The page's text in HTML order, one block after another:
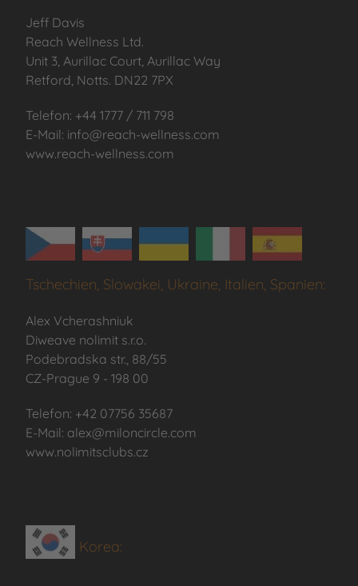
Jeff Davis
Reach Wellness Ltd.
Unit 3, Aurillac Court, Aurillac Way
Retford, Notts. DN22 7PX
Telefon: +44 1777 / 711 798
E-Mail: info@reach-wellness.com
www.reach-wellness.com
Tschechien, Slowakei, Ukraine, Italien, Spanien:
Alex Vcherashniuk
Diweave nolimit s.r.o.
Podebradska str., 88/55
CZ-Prague 9 - 198 00
Telefon: +42 07756 35687
E-Mail: alex@miloncircle.com
www.nolimitsclubs.cz
Korea: